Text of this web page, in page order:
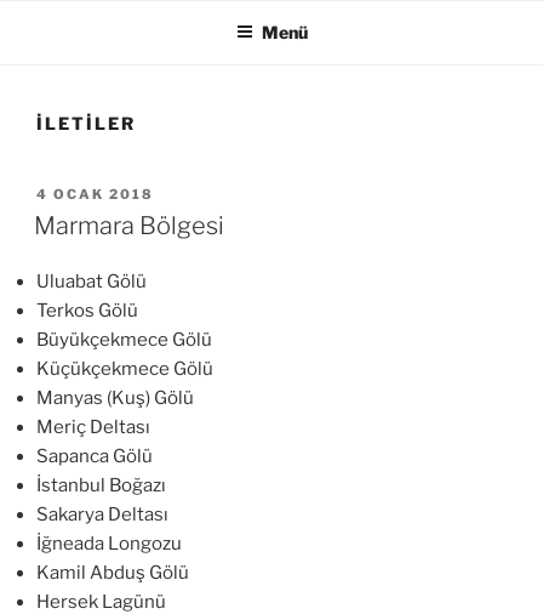
Menü
İLETILER
YAYIM
TARIHI
4 OCAK 2018
Marmara Bölgesi
Uluabat Gölü
Terkos Gölü
Büyükçekmece Gölü
Küçükçekmece Gölü
Manyas (Kuş) Gölü
Meriç Deltası
Sapanca Gölü
İstanbul Boğazı
Sakarya Deltası
İğneada Longozu
Kamil Abduş Gölü
Hersek Lagünü